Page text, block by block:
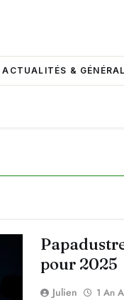
ACTUALITÉS &
pour 2025
Julien 1 An